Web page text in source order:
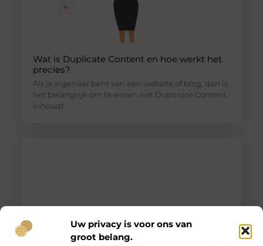
Uw privacy is voor ons van
groot belang.
Wat is Duplicate Content en hoe werkt het
precies?
Als je eigenaar bent van een website of blog, dan is
het belangrijk om te weten wat Duplicate Content
inhoudt.